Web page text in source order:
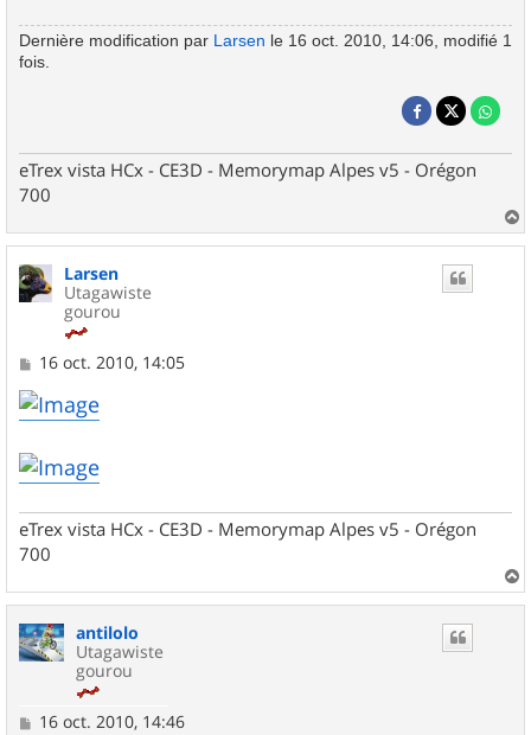
Dernière modification par Larsen le 16 oct. 2010, 14:06, modifié 1
fois.
eTrex vista HCx - CE3D - Memorymap Alpes v5 - Orégon
700
a
Larsen
Utagawiste
gourou
M
s
s
g
e
16 oct. 2010, 14:05
eTrex vista HCx - CE3D - Memorymap Alpes v5 - Orégon
700
a
antilolo
Utagawiste
gourou
M16 oct. 2010, 14:46